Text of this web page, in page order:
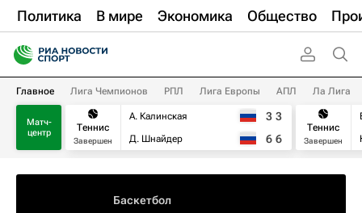
Политика В мире Экономика Общество
Главное Лига Чемпионов РПЛ Лига Европы АПЛ Ла Лига
Матч-
центр
Теннис
Завершен
А. Калинская
Д. Шнайдер
3 3
6 6
Теннис
Завершен
Баскетбол